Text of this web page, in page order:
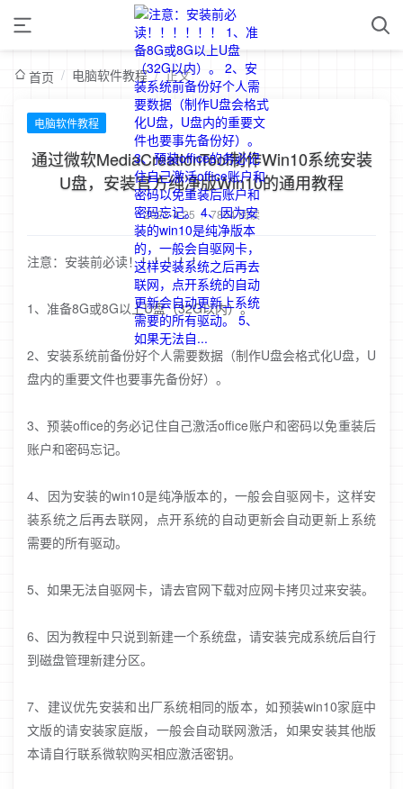
首页 / 电脑软件教程 / 正文
电脑软件教程
通过微软MediaCreationTool制作Win10系统安装
U盘，安装官方纯净版Win10的通用教程
2022-4-25 / 7804 阅读
注意：安装前必读！！！！！！
1、准备8G或8G以上U盘（32G以内）。
2、安装系统前备份好个人需要数据（制作U盘会格式化U盘，U
盘内的重要文件也要事先备份好）。
3、预装office的务必记住自己激活office账户和密码以免重装后
账户和密码忘记。
4、因为安装的win10是纯净版本的，一般会自驱网卡，这样安
装系统之后再去联网，点开系统的自动更新会自动更新上系统
需要的所有驱动。
5、如果无法自驱网卡，请去官网下载对应网卡拷贝过来安装。
6、因为教程中只说到新建一个系统盘，请安装完成系统后自行
到磁盘管理新建分区。
7、建议优先安装和出厂系统相同的版本，如预装win10家庭中
文版的请安装家庭版，一般会自动联网激活，如果安装其他版
本请自行联系微软购买相应激活密钥。